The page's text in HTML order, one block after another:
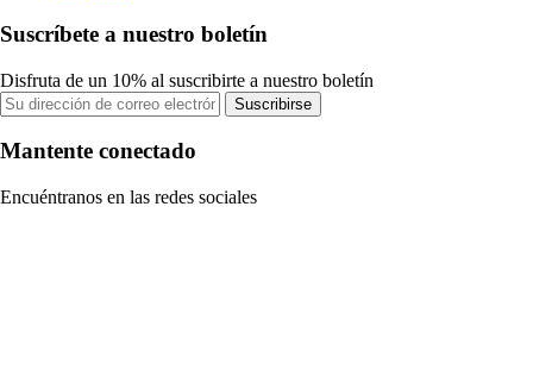
Suscríbete a nuestro boletín
Disfruta de un 10% al suscribirte a nuestro boletín
Suscribirse
Mantente conectado
Encuéntranos en las redes sociales